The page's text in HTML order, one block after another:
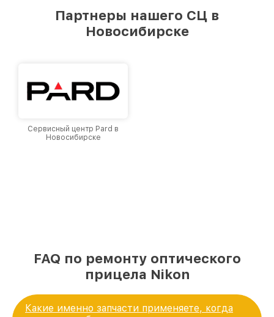
лучшим сервисным центром Nikon в городе
Новосибирске, постоянно повышая уровень
Партнеры нашего СЦ в
Новосибирске
Сервисный центр Pard в
Новосибирске
FAQ по ремонту оптического
прицела Nikon
Какие именно запчасти применяете, когда